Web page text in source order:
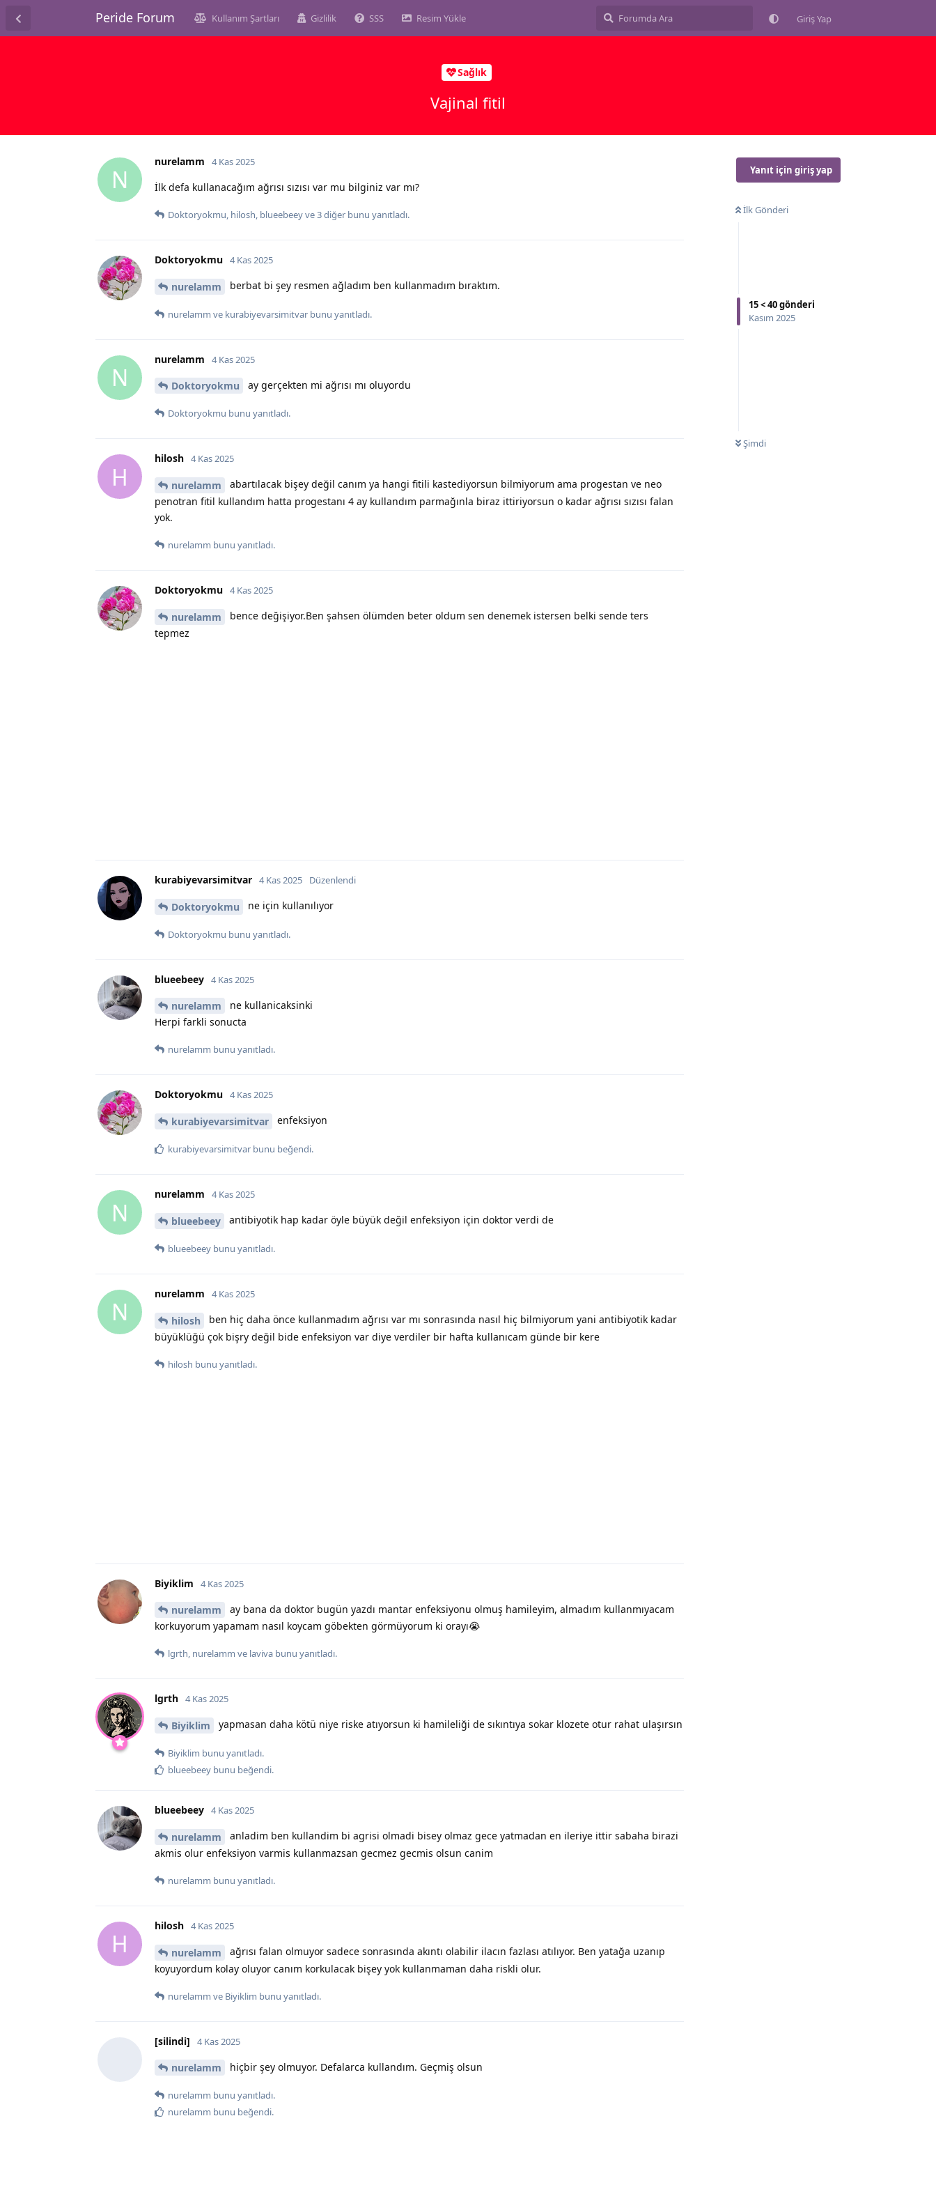
Peride Forum Kullanım Şartları Gizlilik SSS Resim Yükle Giriş Yap
Sağlık
Vajinal fitil
Yanıt için giriş yap
İlk Gönderi
15<40gönderi
Kasım 2025
Şimdi
N
nurelamm 4 Kas 2025
İlk defa kullanacağım ağrısı sızısı var mu bilginiz var mı?
Doktoryokmu, hilosh, blueebeeyve3diğer bunu yanıtladı.
Doktoryokmu 4 Kas 2025
nurelamm berbat bi şey resmen ağladım ben kullanmadım bıraktım.
nurelamm ve kurabiyevarsimitvar bunu yanıtladı.
N
nurelamm 4 Kas 2025
Doktoryokmu ay gerçekten mi ağrısı mı oluyordu
Doktoryokmu bunu yanıtladı.
H
hilosh 4 Kas 2025
nurelamm
abartılacak bişey değil canım ya hangi fitili kastediyorsun bilmiyorum ama progestan ve neo
penotran fitil kullandım hatta progestanı 4 ay kullandım parmağınla biraz ittiriyorsun o kadar ağrısı sızısı falan
yok.
nurelamm bunu yanıtladı.
Doktoryokmu 4 Kas 2025
nurelamm
bence değişiyor.Ben şahsen ölümden beter oldum sen denemek istersen belki sende ters
tepmez
kurabiyevarsimitvar 4 Kas 2025 Düzenlendi
Doktoryokmu ne için kullanılıyor
Doktoryokmu bunu yanıtladı.
blueebeey 4 Kas 2025
nurelamm
ne kullanicaksinki
Herpi farkli sonucta
nurelamm bunu yanıtladı.
Doktoryokmu 4 Kas 2025
kurabiyevarsimitvar enfeksiyon
kurabiyevarsimitvar bunu beğendi.
N
nurelamm 4 Kas 2025
blueebeey antibiyotik hap kadar öyle büyük değil enfeksiyon için doktor verdi de
blueebeey bunu yanıtladı.
N
nurelamm 4 Kas 2025
hilosh
ben hiç daha önce kullanmadım ağrısı var mı sonrasında nasıl hiç bilmiyorum yani antibiyotik kadar
büyüklüğü çok bişry değil bide enfeksiyon var diye verdiler bir hafta kullanıcam günde bir kere
hilosh bunu yanıtladı.
Biyiklim 4 Kas 2025
nurelamm
ay bana da doktor bugün yazdı mantar enfeksiyonu olmuş hamileyim, almadım kullanmıyacam
korkuyorum yapamam nasıl koycam göbekten görmüyorum ki orayı😭
lgrth, nurelamm ve laviva bunu yanıtladı.
lgrth 4 Kas 2025
Biyiklim yapmasan daha kötü niye riske atıyorsun ki hamileliği de sıkıntıya sokar klozete otur rahat ulaşırsın
Biyiklim bunu yanıtladı.
blueebeey bunu beğendi.
blueebeey 4 Kas 2025
nurelamm
anladim ben kullandim bi agrisi olmadi bisey olmaz gece yatmadan en ileriye ittir sabaha birazi
akmis olur enfeksiyon varmis kullanmazsan gecmez gecmis olsun canim
nurelamm bunu yanıtladı.
H
hilosh 4 Kas 2025
nurelamm
ağrısı falan olmuyor sadece sonrasında akıntı olabilir ilacın fazlası atılıyor. Ben yatağa uzanıp
koyuyordum kolay oluyor canım korkulacak bişey yok kullanmaman daha riskli olur.
nurelamm ve Biyiklim bunu yanıtladı.
[silindi] 4 Kas 2025
nurelamm hiçbir şey olmuyor. Defalarca kullandım. Geçmiş olsun
nurelamm bunu yanıtladı.
nurelamm bunu beğendi.